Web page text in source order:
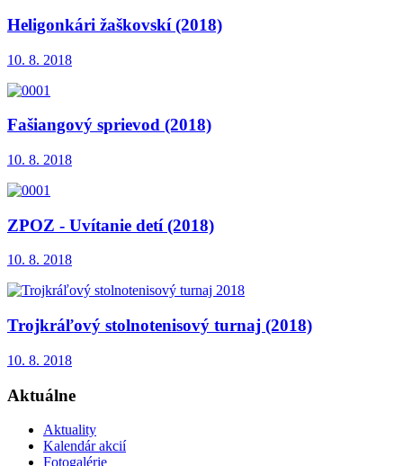
Heligonkári žaškovskí (2018)
10. 8. 2018
Fašiangový sprievod (2018)
10. 8. 2018
ZPOZ - Uvítanie detí (2018)
10. 8. 2018
Trojkráľový stolnotenisový turnaj (2018)
10. 8. 2018
Aktuálne
Aktuality
Kalendár akcií
Fotogalérie